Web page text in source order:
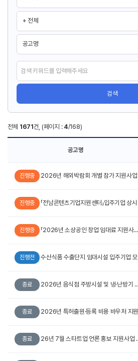
검색
전체 1671건, (페이지 : 4/168)
공고명
진행중 2026년 해외박람회 개별 참가 지원사업 모집 공고
진행중 「전남콘텐츠기업지원센터」입주기업 상시 모집 공고
진행중 「2026년 소상공인 창업 임대료 지원사업」모집 공고(강진)
진행전 수산식품 수출단지 임대시설 입주기업 모집 공고
종료 2026년 음식점 주방시설 및 냉·난방기 청소 지원사업(2차) 모집 공고
종료 2026년 특허출원·등록 비용 바우처 지원사업(8차) 시행계획 공고
종료 26년 7월 스타트업 언론 홍보 지원사업 참가사 모집 공고(1차)